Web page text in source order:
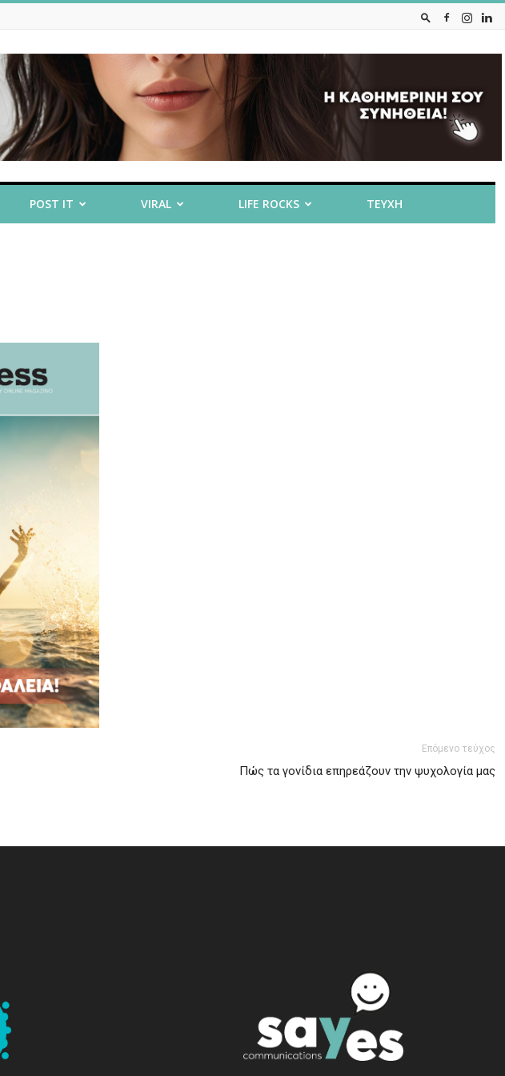
POST IT VIRAL LIFE ROCKS ΤΕΥΧΗ
Επόμενο τεύχος
Πώς τα γονίδια επηρεάζουν την ψυχολογία μας